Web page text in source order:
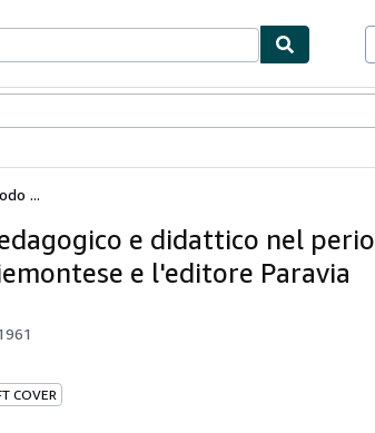
...
e didattico nel
e l'editore Paravia
COVER